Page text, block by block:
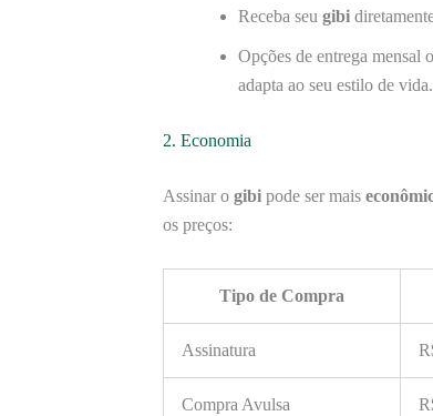
Receba seu gibi
Opções de entrega mensal
adapta ao seu estilo de vida.
2. Economia
Assinar o gibi pode ser mais
os preços:
Tipo de Compra
Assinatura
Compra Avulsa